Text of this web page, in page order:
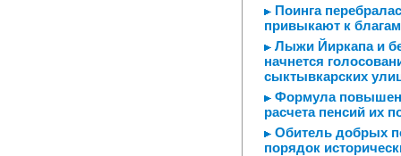
Поинга
привыкают к
Лыжи Йиркапа и
начнется
сыктывкарских
Формула
расчета пенсий их
Обитель добрых
порядок